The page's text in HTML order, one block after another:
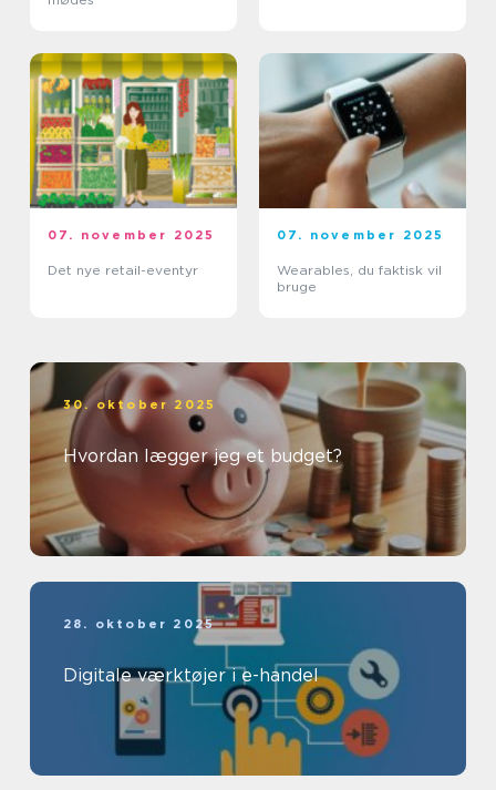
07. november 2025
Det nye retail-eventyr
07. november 2025
Wearables, du faktisk vil
bruge
30. oktober 2025
Hvordan lægger jeg et budget?
28. oktober 2025
Digitale værktøjer i e-handel